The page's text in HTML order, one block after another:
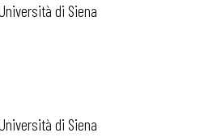
di Siena
di Siena